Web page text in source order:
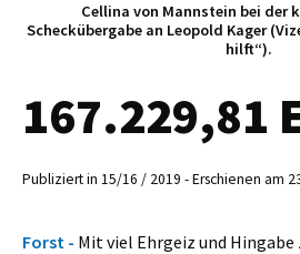
Cellina von Mannstein bei der
Scheckübergabe an Leopold Kager
hilft“).
167.229,81
Publiziert in 15/16 / 2019 - Erschienen am
Forst - Mit viel Ehrgeiz und